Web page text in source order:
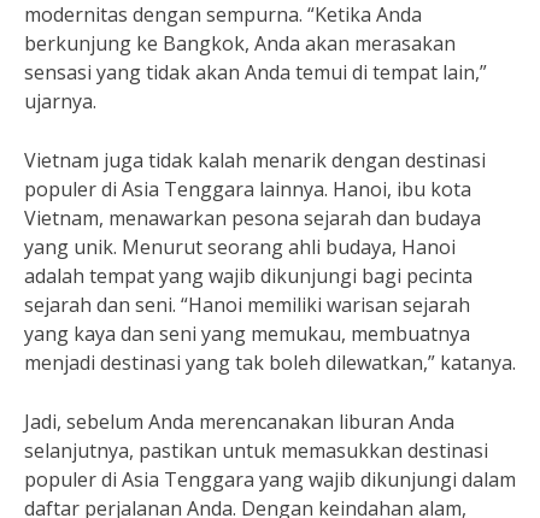
modernitas dengan sempurna. “Ketika Anda
berkunjung ke Bangkok, Anda akan merasakan
sensasi yang tidak akan Anda temui di tempat lain,”
ujarnya.
Vietnam juga tidak kalah menarik dengan destinasi
populer di Asia Tenggara lainnya. Hanoi, ibu kota
Vietnam, menawarkan pesona sejarah dan budaya
yang unik. Menurut seorang ahli budaya, Hanoi
adalah tempat yang wajib dikunjungi bagi pecinta
sejarah dan seni. “Hanoi memiliki warisan sejarah
yang kaya dan seni yang memukau, membuatnya
menjadi destinasi yang tak boleh dilewatkan,” katanya.
Jadi, sebelum Anda merencanakan liburan Anda
selanjutnya, pastikan untuk memasukkan destinasi
populer di Asia Tenggara yang wajib dikunjungi dalam
daftar perjalanan Anda. Dengan keindahan alam,